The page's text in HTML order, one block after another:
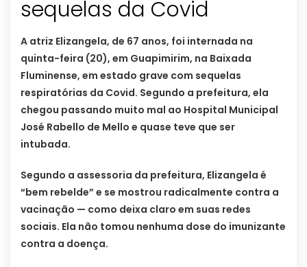
sequelas da Covid
A atriz Elizangela, de 67 anos, foi internada na
quinta-feira (20), em Guapimirim, na Baixada
Fluminense, em estado grave com sequelas
respiratórias da Covid. Segundo a prefeitura, ela
chegou passando muito mal ao Hospital Municipal
José Rabello de Mello e quase teve que ser
intubada.
Segundo a assessoria da prefeitura, Elizangela é
“bem rebelde” e se mostrou radicalmente contra a
vacinação — como deixa claro em suas redes
sociais. Ela não tomou nenhuma dose do imunizante
contra a doença.